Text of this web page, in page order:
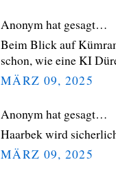
Anonym hat gesagt…
Beim Blick auf
schon, wie eine KI
MÄRZ 09, 2025
Anonym hat gesagt…
Haarbek wird
MÄRZ 09, 2025